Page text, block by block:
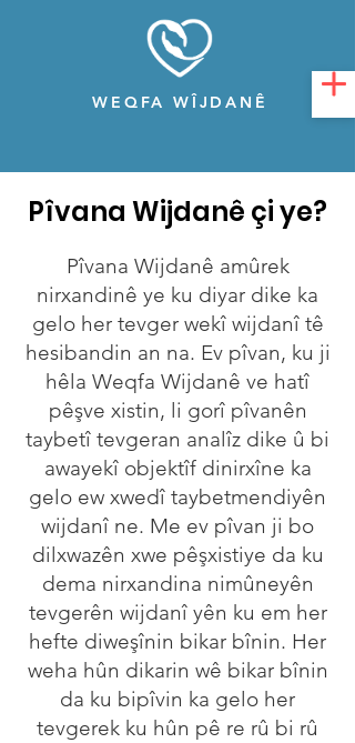
WEQFA WÎJDANÊ
Pîvana Wijdanê çi ye?
Pîvana Wijdanê amûrek
nirxandinê ye ku diyar dike ka
gelo her tevger wekî wijdanî tê
hesibandin an na. Ev pîvan, ku ji
hêla Weqfa Wijdanê ve hatî
pêşve xistin, li gorî pîvanên
taybetî tevgeran analîz dike û bi
awayekî objektîf dinirxîne ka
gelo ew xwedî taybetmendiyên
wijdanî ne. Me ev pîvan ji bo
dilxwazên xwe pêşxistiye da ku
dema nirxandina nimûneyên
tevgerên wijdanî yên ku em her
hefte diweşînin bikar bînin. Her
weha hûn dikarin wê bikar bînin
da ku bipîvin ka gelo her
tevgerek ku hûn pê re rû bi rû